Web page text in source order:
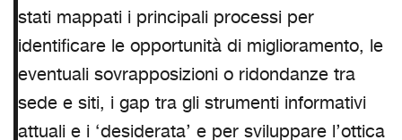
stati mappati i principali processi per
identificare le opportunità di miglioramento, le
eventuali sovrapposizioni o ridondanze tra
sede e siti, i gap tra gli strumenti informativi
attuali e i ‘desiderata’ e per sviluppare l’ottica